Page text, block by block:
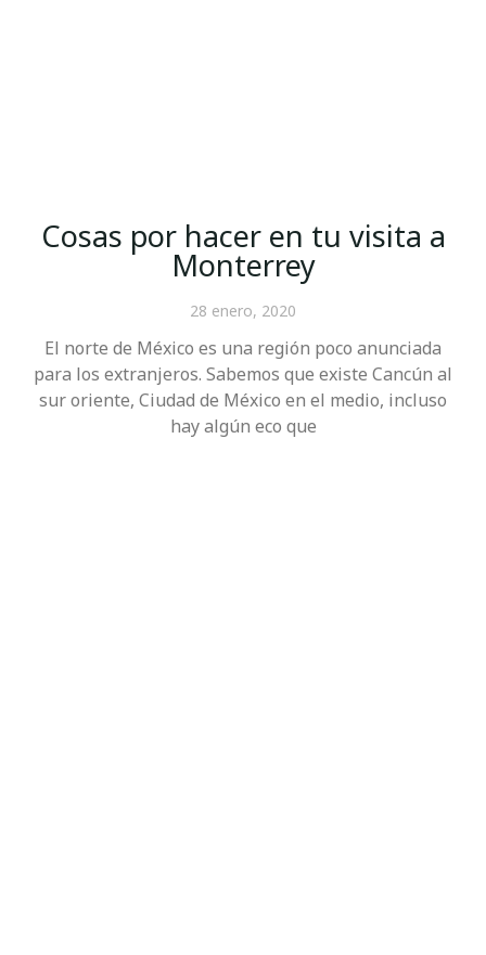
Cosas por hacer en tu visita a
Monterrey
28 enero, 2020
El norte de México es una región poco anunciada
para los extranjeros. Sabemos que existe Cancún al
sur oriente, Ciudad de México en el medio, incluso
hay algún eco que